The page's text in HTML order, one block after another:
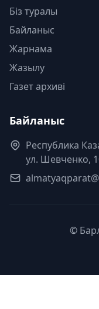
Біз туралы
Байланыс
Жарнама
Жазылу
Газет архиві
Байланыс
Республика
ул. Шевченко,
©